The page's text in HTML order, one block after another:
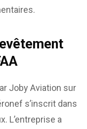
Joby Aviation sur
s’inscrit dans
L’entreprise a